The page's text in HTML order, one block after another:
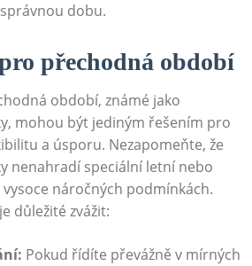
dobu.
přechodná ‌období
období, známé jako
mohou být jediným řešením ⁤pro
a‍ úsporu. Nezapomeňte, že
nenahradí speciální letní nebo
náročných podmínkách.‌
důležité⁢ zvážit:
‌Pokud řídíte převážně v⁤ mírných